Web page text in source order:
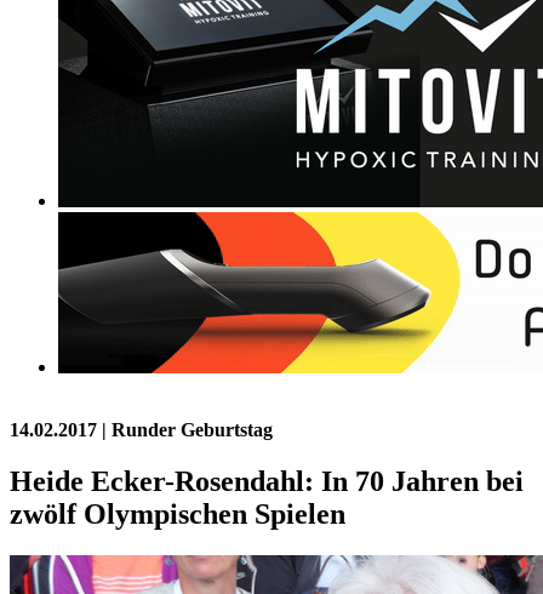
14.02.2017 | Runder Geburtstag
Heide Ecker-Rosendahl: In 70 Jahren bei
zwölf Olympischen Spielen